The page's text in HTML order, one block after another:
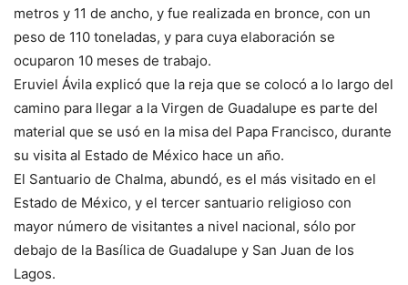
metros y 11 de ancho, y fue realizada en bronce, con un
peso de 110 toneladas, y para cuya elaboración se
ocuparon 10 meses de trabajo.
Eruviel Ávila explicó que la reja que se colocó a lo largo del
camino para llegar a la Virgen de Guadalupe es parte del
material que se usó en la misa del Papa Francisco, durante
su visita al Estado de México hace un año.
El Santuario de Chalma, abundó, es el más visitado en el
Estado de México, y el tercer santuario religioso con
mayor número de visitantes a nivel nacional, sólo por
debajo de la Basílica de Guadalupe y San Juan de los
Lagos.